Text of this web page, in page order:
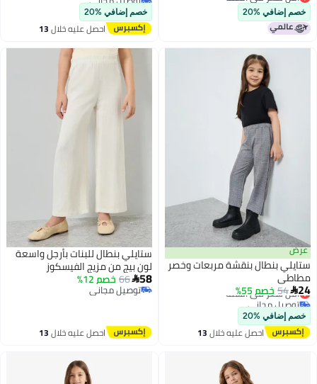
أقل سعر في السنة
خصم إضافي %20 أقل سعر في 7 يوم
خصم إضافي %20
احصل عليه خلال13
عرض
ستايلي بنطال بنقشة مربعات وخصر
مطاطي
24
54خصم 55%
أقل سعر في السنة
توصيل مجاني
أقل سعر في السنة
خصم إضافي %20
احصل عليه خلال13
ستايلي بنطال للبنات بأرجل واسعة
لون بيج من مزيج الفيسكوز
58
66 خصم 12%
توصيل مجاني
توصيل مجاني
احصل عليه خلال13